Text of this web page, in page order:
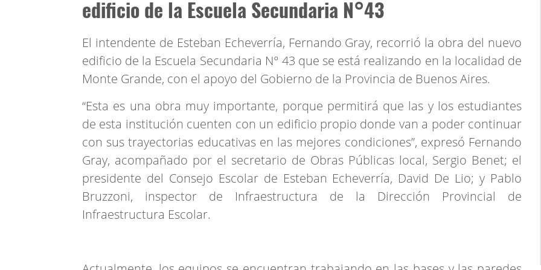
edificio de la Escuela Secundaria N°43
El intendente de Esteban Echeverría, Fernando Gray, recorrió la obra del nuevo
edificio de la Escuela Secundaria N° 43 que se está realizando en la localidad de
Monte Grande, con el apoyo del Gobierno de la Provincia de Buenos Aires.
“Esta es una obra muy importante, porque permitirá que las y los estudiantes
de esta institución cuenten con un edificio propio donde van a poder continuar
con sus trayectorias educativas en las mejores condiciones”, expresó Fernando
Gray, acompañado por el secretario de Obras Públicas local, Sergio Benet; el
presidente del Consejo Escolar de Esteban Echeverría, David De Lio; y Pablo
Bruzzoni, inspector de Infraestructura de la Dirección Provincial de
Infraestructura Escolar.